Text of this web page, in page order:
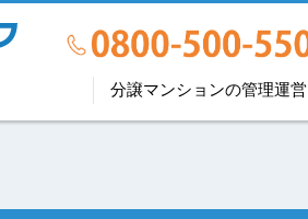
分譲マンションの管理運営